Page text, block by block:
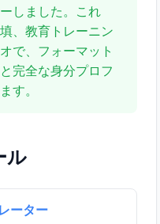
しました。これ
、教育トレーニン
で、フォーマット
完全な身分プロフ
す。
ル
ーター